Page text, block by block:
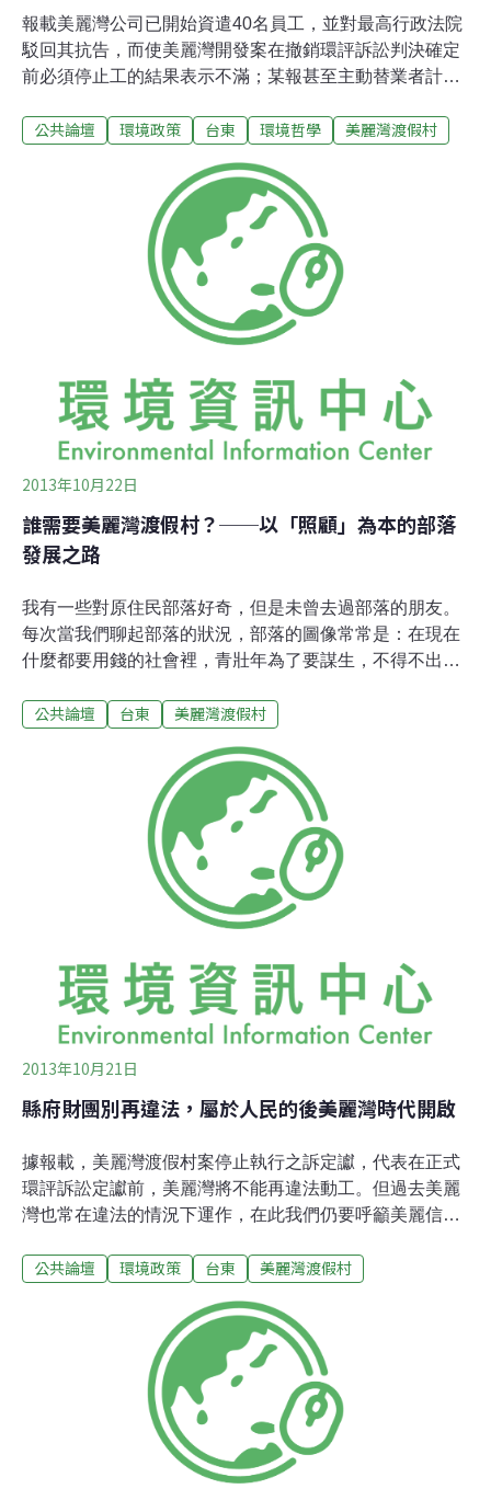
報載美麗灣公司已開始資遣40名員工，並對最高行政法院
駁回其抗告，而使美麗灣開發案在撤銷環評訴訟判決確定
前必須停止工的結果表示不滿；某報甚至主動替業者計算
平均每位縣民需負擔5千元。如此自失立場替違法的業者
難以茍同。筆者為此案當地反對開發的居民代理律師，迄
今尚未自最高行政法院收到相關裁定。美麗灣公司於原本
的杉原海水浴場夏季遊客熱潮退去後，開始資遣員工，是
否確與法院命停工的裁定有關？不得而知，但如果業者違
法在先，請求國賠能成立嗎？如今必須暫時停工，為節省
成本而進一步資遣員工，帳能算到因其投資選址不當與違
法在先而反對此案的當地居民與環保團體頭上嗎？依前一
決，法院在判決理由明白指出，業者透過土地分割規避環
評，違法取得建照而興建旅館，並非善意，不受信賴原
公共論壇 環境政策 台東 環境哲學 美麗灣渡假村
2013年10月22日
誰需要美麗灣渡假村？──以「照顧」為本的部落
發展之路
我有一些對原住民部落好奇，但是未曾去過部落的朋友。
每次當我們聊起部落的狀況，部落的圖像常常是：在現在
什麼都要用錢的社會裡，青壯年為了要謀生，不得不出外
漢人過年的節日，部落才會有熱鬧歡愉的氣息。話題最
美麗灣渡假村，雖然短期看來能帶給部落族人就業機會，
然而若以烏來觀光產業的發展為借鏡，漢人開的飯店或民
宿裡，原住民多擔任基層服務生，部落的公主變成女傭，
主導權仍然掌握在外來的財團或漢人企業家手裡。」朋友
說：「我知道發展觀光產業會有很多弊病，但如果不發展
觀光，部落還有別條路可以走嗎？」朋友的回應讓我思考
良久，對啊，原住民部落，如果不發展觀光，就不能吸引
這個難題給困擾，發展觀光，可能讓族人喪失主體性；不
發展觀光，族人又可能沒飯吃。兩害相權取其輕，生存看
公共論壇 台東 美麗灣渡假村
2013年10月21日
縣府財團別再違法，屬於人民的後美麗灣時代開啟
據報載，美麗灣渡假村案停止執行之訴定讞，代表在正式
環評訴訟定讞前，美麗灣將不能再違法動工。但過去美麗
灣也常在違法的情況下運作，在此我們仍要呼籲美麗信集
而非持續包庇。台東縣政府要負最大責任一個根本沒有核
下就招募員工，而今又發聲明稿說要資遣員工，勞動階級
往往就是被剝削的。台東縣缺乏的是在地生計、就業機
會、未來發展，是縣政府應用合法手段，甚至與合法企業
合作，來創造台東的繁榮。我們從不反對台東發展，但無
法接受違法企業破壞杉原海灘；台東縣政府過去強用解釋
法院判決的方式包庇美麗灣，此時也任由企業指責監督環
境的公民與團體，就是使得此案發展至今，縣府是環境、
公共論壇 環境政策 台東 美麗灣渡假村